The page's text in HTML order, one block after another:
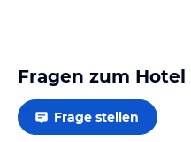
Fragen zum Hotel
Frage stellen